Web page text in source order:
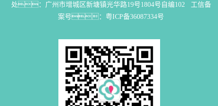
处： 广州市增城区新塘镇光华路19号1804号自编102 工信备
案号：粤ICP备36087334号